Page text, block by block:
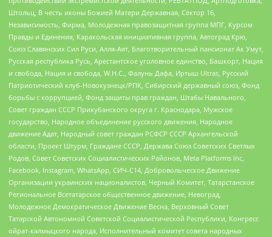
Штольц, В честь иконы Божией Матери Державная, Сектор 16,
Независимость, Фирма, Молодежная правозащитная группа МПГ, Курсом
Правды и Единения, Каракольская инициативная группа, Автоград Крю,
Союз Славянских Сил Руси, Алля-Аят, Благотворительный пансионат Ак Умут,
Русская республика Русь, Арестантское уголовное единство, Башкорт, Нация
и свобода, Нация и свобода, W.H.С., Фалунь Дафа, Иртыш Ultras, Русский
Патриотический клуб-Новокузнецк/РПК, Сибирский державный союз, Фонд
борьбы с коррупцией, Фонд защиты прав граждан, Штабы Навального,
Совет граждан СССР Прикубанского округа г. Краснодара, Мужское
государство, Народное объединение русского движения, Народное
движение Адат, Народный совет граждан РСФСР СССР Архангельской
области, Проект Штурм, Граждане СССР, Держава Союз Советских Светлых
Родов, Совет Советских Социалистических Районов, Meta Platforms Inc,
Facebook, Instagram, WhatsApp, СИЧ-С14, Добровольческое Движение
Организации украинских националистов, Черный Комитет, Татарстанское
Региональное Всетатарское общественное движение, Невоград,
Молодежное Демократическое Движение Весна, Верховный Совет
Татарской Автономной Советской Социалистической Республики, Конгресс
ойрат-калмыцкого народа, Исполнительный комитет совета народных